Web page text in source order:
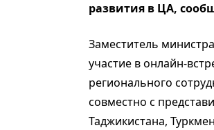
развития в ЦА,
Заместитель
участие в онлайн-
регионального
совместно с
Таджикистана,